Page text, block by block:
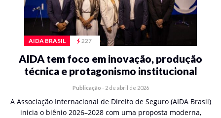
AIDA BRASIL 227
AIDA tem foco em inovação, produção
técnica e protagonismo institucional
Publicação - 2 de abril de 2026
A Associação Internacional de Direito de Seguro (AIDA Brasil)
inicia o biênio 2026–2028 com uma proposta moderna,